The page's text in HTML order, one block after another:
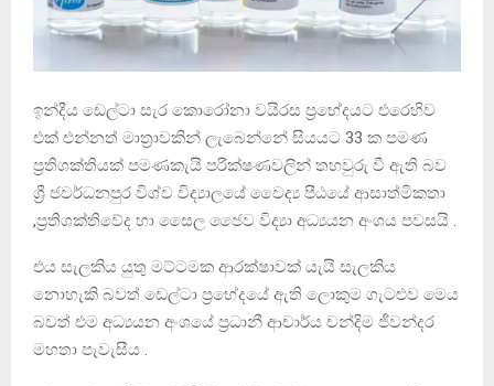
ඉන්දීය ඩෙල්ටා සැර කොරෝනා වයිරස ප්‍රභේදයට එරෙහිව
එක් එන්නත් මාත්‍රාවකින් ලැබෙන්නේ සියයට 33 ක පමණ
ප්‍රතිශක්තියක් පමණකැයි පරීක්ෂණවලින් තහවුරු වී ඇති බව
ශ්‍රී ජවර්ධනපුර විශ්ව විද්‍යාලයේ වෛද්‍ය පීඨයේ ආසාත්මිකතා
,ප්‍රතිශක්තිවේද හා සෛල ජෛව විද්‍යා අධ්‍යයන අංශය පවසයි .
එය සැලකිය යුතු මට්ටමක ආරක්ෂාවක් යැයි සැලකිය
නොහැකි බවත් ඩෙල්ටා ප්‍රභේදයේ ඇති ලොකුම ගැටළුව මෙය
බවත් එම අධ්‍යයන අංශයේ ප්‍රධානී ආචාර්ය චන්දිම ජීවන්දර
මහතා පැවැසීය .